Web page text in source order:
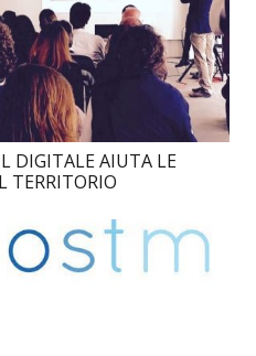
DIGITALE AIUTA LE
TERRITORIO